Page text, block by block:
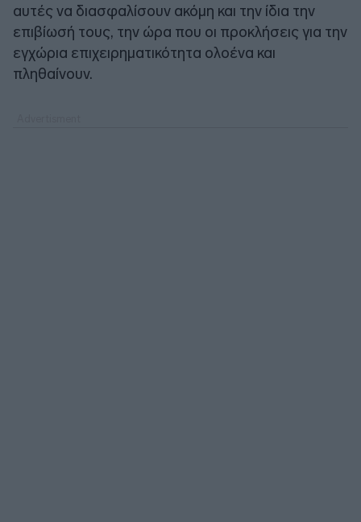
αυτές να διασφαλίσουν ακόμη και την ίδια την
επιβίωσή τους, την ώρα που οι προκλήσεις για την
εγχώρια επιχειρηματικότητα ολοένα και
πληθαίνουν.